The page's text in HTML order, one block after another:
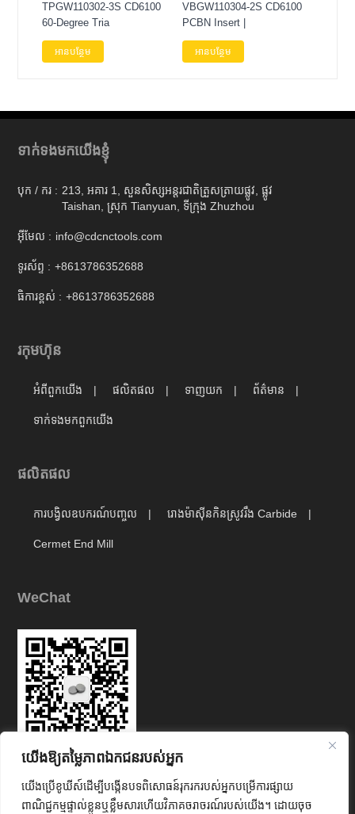
TPGW110302-3S CD6100
60-Degree Tria
អានបន្ថែម
VBGW110304-2S CD6100
PCBN Insert |
អានបន្ថែម
ទាក់ទងមកយើងខ្ញុំ
បុក / ករ : 213, អគារ 1, សួនសិស្សអន្តរជាតិត្រួសត្រាយផ្លូវ, ផ្លូវ
Taishan, ស្រុក Tianyuan, ទីក្រុង Zhuzhou
អ៊ីមែល : info@cdcnctools.com
ទូរស័ព្ទ : +8613786352688
ធិការខ្ពស់ : +8613786352688
រកុមហ៊ុន
អំពីពួកយើង ផលិតផល ទាញយក ព័ត៌មាន
ទាក់ទង​មក​ពួក​យើង
ផលិតផល
ការបង្វិលឧបករណ៍បញ្ចូល រោងម៉ាស៊ីនកិនស្រូវរឹង Carbide
Cermet End Mill
WeChat
Link
យើងឱ្យតម្លៃភាពឯកជនរបស់អ្នក
យើងប្រើខូឃីស៍ដើម្បីបង្កើនបទពិសោធន៍រុករករបស់អ្នកបម្រើការផ្សាយ
ពាណិជ្ជកម្មផ្ទាល់ខ្លួនឬខ្លឹមសារហើយវិភាគចរាចរណ៍របស់យើង។ ដោយចុច